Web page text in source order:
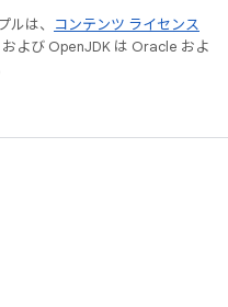
は、
コンテンツ ライセンス
よび OpenJDK は Oracle およ